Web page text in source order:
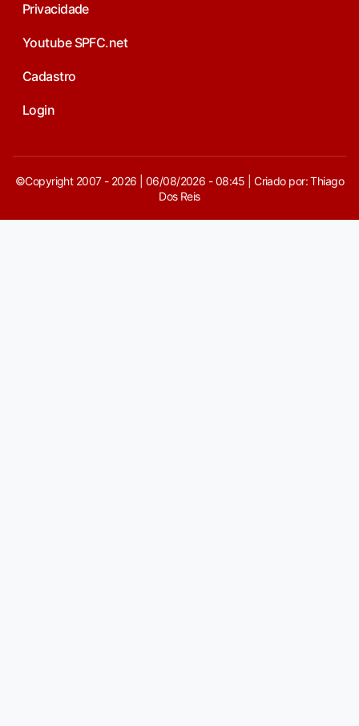
Privacidade
Youtube SPFC.net
Cadastro
Login
©Copyright 2007 - 2026 | 06/08/2026 - 08:45 | Criado por: Thiago
Dos Reis